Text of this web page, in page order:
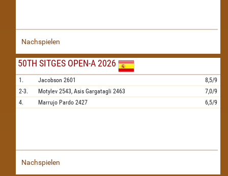
Nachspielen
50TH SITGES OPEN-A 2026
1. Jacobson 2601
8,5/9
2-3.
Motylev 2543, Asis Gargatagli 2463
7,0/9
4.
Marrujo Pardo 2427 6,5/9
Nachspielen